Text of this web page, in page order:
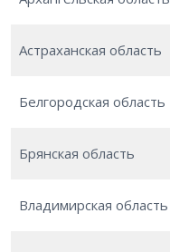
Астраханская область
Белгородская область
Брянская область
Владимирская область